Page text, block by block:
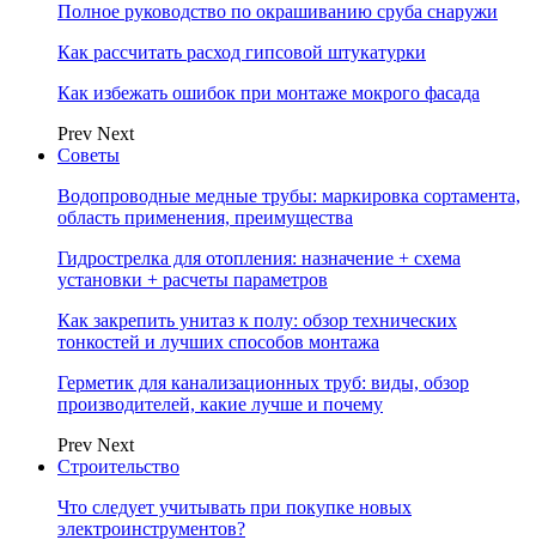
Полное руководство по окрашиванию сруба снаружи
Как рассчитать расход гипсовой штукатурки
Как избежать ошибок при монтаже мокрого фасада
Prev Next
Советы
Водопроводные медные трубы: маркировка сортамента,
область применения, преимущества
Гидрострелка для отопления: назначение + схема
установки + расчеты параметров
Как закрепить унитаз к полу: обзор технических
тонкостей и лучших способов монтажа
Герметик для канализационных труб: виды, обзор
производителей, какие лучше и почему
Prev Next
Строительство
Что следует учитывать при покупке новых
электроинструментов?